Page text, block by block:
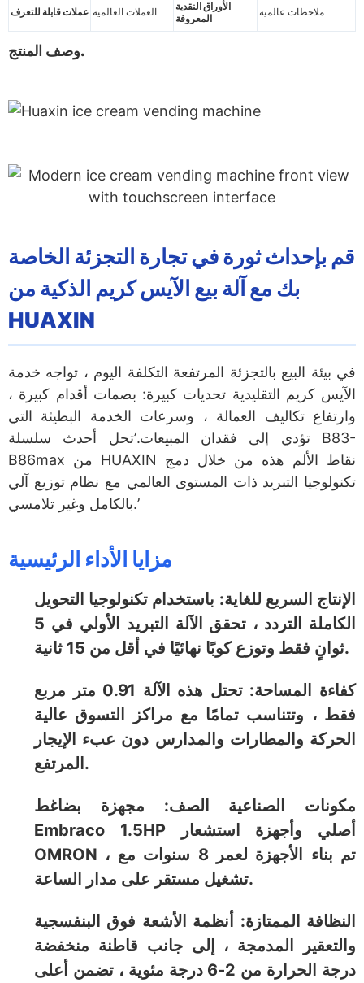
عملات قابلة للتعرف العملات العالمية
الأوراق النقدية
المعروفة
ملاحظات عالمية
وصف المنتج.
قم بإحداث ثورة في تجارة التجزئة الخاصة
بك مع آلة بيع الآيس كريم الذكية من
HUAXIN
في بيئة البيع بالتجزئة المرتفعة التكلفة اليوم ، تواجه خدمة
الآيس كريم التقليدية تحديات كبيرة: بصمات أقدام كبيرة ،
وارتفاع تكاليف العمالة ، وسرعات الخدمة البطيئة التي
تؤدي إلى فقدان المبيعات.’تحل أحدث سلسلة B83-
B86max من HUAXIN نقاط الألم هذه من خلال دمج
تكنولوجيا التبريد ذات المستوى العالمي مع نظام توزيع آلي
بالكامل وغير تلامسي.’
مزايا الأداء الرئيسية
الإنتاج السريع للغاية: باستخدام تكنولوجيا التحويل
الكاملة التردد ، تحقق الآلة التبريد الأولي في 5
ثوانٍ فقط وتوزع كوبًا نهائيًا في أقل من 15 ثانية.
كفاءة المساحة: تحتل هذه الآلة 0.91 متر مربع
فقط ، وتتناسب تمامًا مع مراكز التسوق عالية
الحركة والمطارات والمدارس دون عبء الإيجار
المرتفع.
مكونات الصناعية الصف: مجهزة بضاغط
Embraco 1.5HP أصلي وأجهزة استشعار
OMRON ، تم بناء الأجهزة لعمر 8 سنوات مع
تشغيل مستقر على مدار الساعة.
النظافة الممتازة: أنظمة الأشعة فوق البنفسجية
والتعقير المدمجة ، إلى جانب قاطنة منخفضة
درجة الحرارة من 2-6 درجة مئوية ، تضمن أعلى